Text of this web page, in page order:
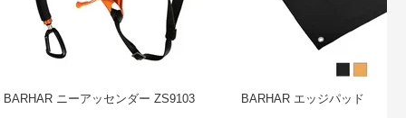
BARHAR ニーアッセンダー ZS9103 BARHAR エッジパッド